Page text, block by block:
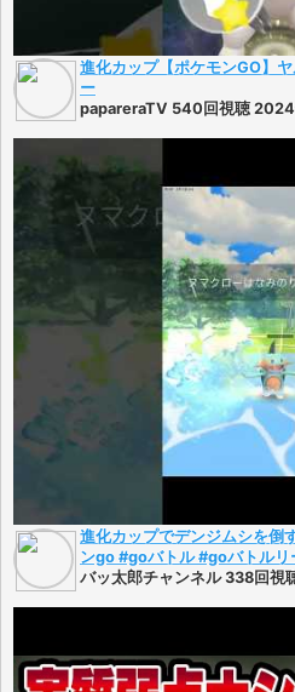
進化カップ【ポケモンGO】
ー
papareraTV 540回視聴 2024
進化カップでデンジムシを倒
ンgo #goバトル #goバトルリ
バッ太郎チャンネル 338回視